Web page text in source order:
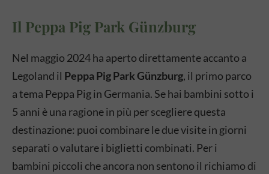
Il Peppa Pig Park Günzburg
Nel maggio 2024 ha aperto direttamente accanto a
Legoland il Peppa Pig Park Günzburg, il primo parco
a tema Peppa Pig in Germania. Se hai bambini sotto i
5 anni è una ragione in più per scegliere questa
destinazione: puoi combinare le due visite in giorni
separati o valutare i biglietti combinati. Per i
bambini piccoli che ancora non sentono il richiamo di